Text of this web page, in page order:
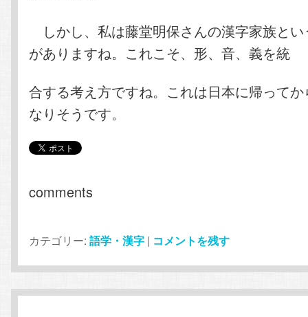
しかし、私は藤堂明保さんの漢字家族と
がありますね。これこそ、形、音、義を統
合する考え方ですね。これは日本に帰って
なりそうです。
comments
カテゴリー: 語学・漢字 | コメントを残す